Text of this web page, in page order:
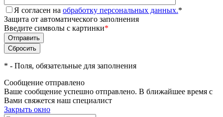
Я согласен на обработку персональных данных.*
Защита от автоматического заполнения
Введите символы с картинки*
* - Поля, обязательные для заполнения
Сообщение отправлено
Ваше сообщение успешно отправлено. В ближайшее время с
Вами свяжется наш специалист
Закрыть окно